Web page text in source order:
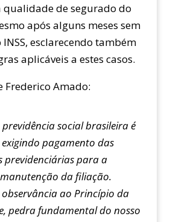
qualidade de segurado do
após alguns meses sem
esclarecendo também
aplicáveis a estes casos.
Frederico Amado:
social brasileira é
pagamento das
previdenciárias para a
da filiação.
ao Princípio da
pedra fundamental do nosso